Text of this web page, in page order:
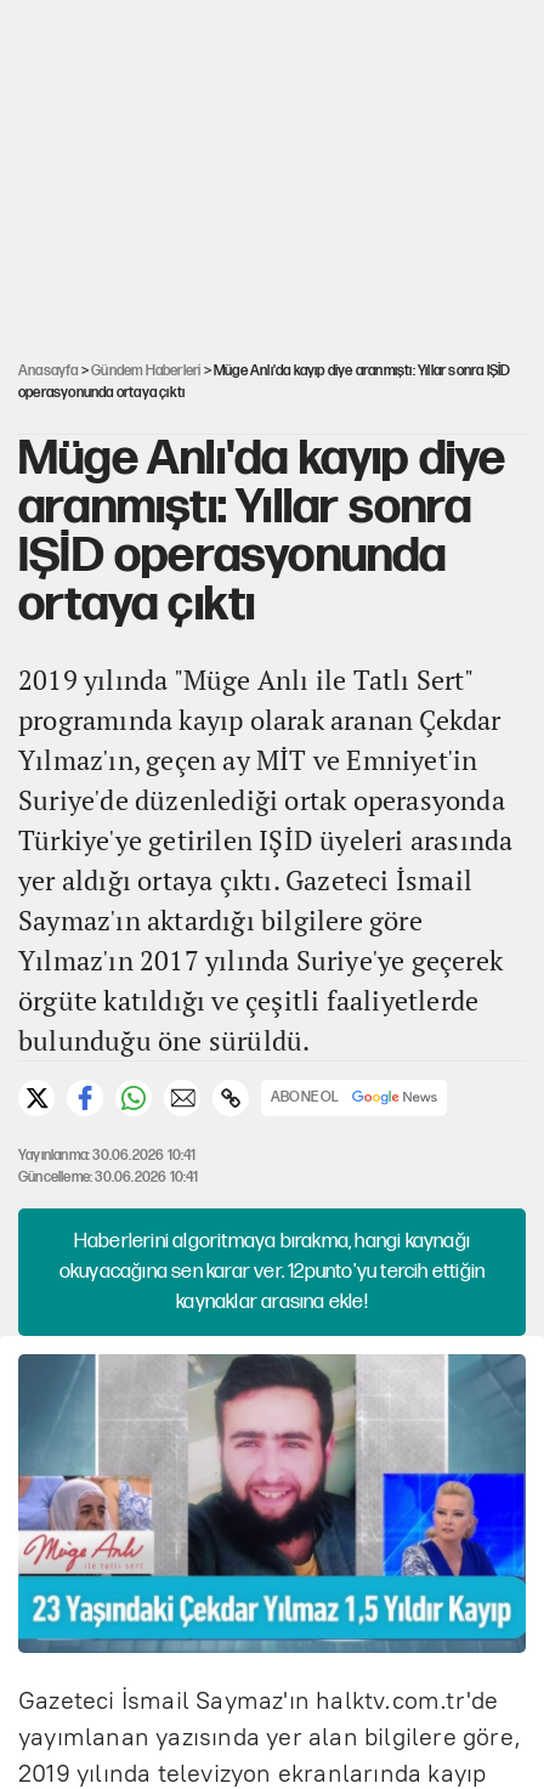
Anasayfa >Gündem Haberleri > Müge Anlı'da kayıp diye aranmıştı: Yıllar sonra IŞİD
operasyonunda ortaya çıktı
Müge Anlı'da kayıp diye
aranmıştı: Yıllar sonra
IŞİD operasyonunda
ortaya çıktı
2019 yılında "Müge Anlı ile Tatlı Sert"
programında kayıp olarak aranan Çekdar
Yılmaz'ın, geçen ay MİT ve Emniyet'in
Suriye'de düzenlediği ortak operasyonda
Türkiye'ye getirilen IŞİD üyeleri arasında
yer aldığı ortaya çıktı. Gazeteci İsmail
Saymaz'ın aktardığı bilgilere göre
Yılmaz'ın 2017 yılında Suriye'ye geçerek
örgüte katıldığı ve çeşitli faaliyetlerde
bulunduğu öne sürüldü.
ABONE OL
Yayınlanma: 30.06.2026 10:41
Güncelleme: 30.06.2026 10:41
Haberlerini algoritmaya bırakma, hangi kaynağı
okuyacağına sen karar ver. 12punto'yu tercih ettiğin
kaynaklar arasına ekle!
Gazeteci İsmail Saymaz'ın halktv.com.tr'de
yayımlanan yazısında yer alan bilgilere göre,
2019 yılında televizyon ekranlarında kayıp